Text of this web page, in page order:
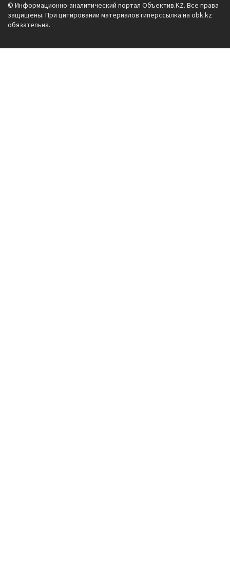
© Информационно-аналитический портал Объектив.KZ. Все права
защищены. При цитировании материалов гиперссылка на obk.kz
обязательна.